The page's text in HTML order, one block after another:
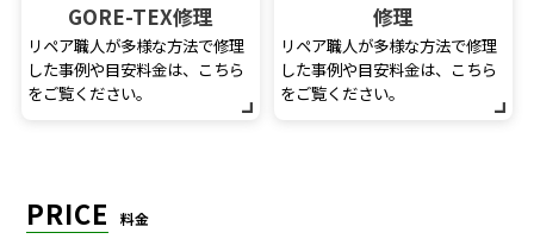
GORE-TEX修理
リペア職人が多様な方法で修理
した事例や目安料金は、こちら
をご覧ください。
修理
リペア職人が多様な方法で修理
した事例や目安料金は、こちら
をご覧ください。
PRICE 料金